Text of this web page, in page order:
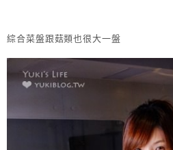
綜合菜盤跟菇類也很大一盤